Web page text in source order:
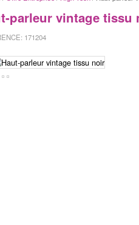
parleur vintage tissu
171204